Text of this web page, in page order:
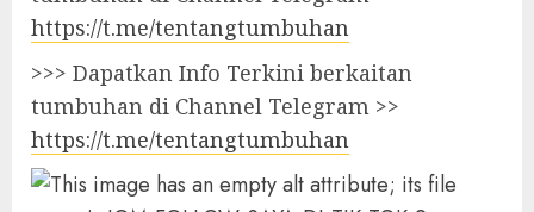
https://t.me/tentangtumbuhan
>>> Dapatkan Info Terkini berkaitan
tumbuhan di Channel Telegram >>
https://t.me/tentangtumbuhan